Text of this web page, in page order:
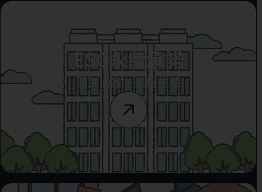
ESG永續承諾
開創心家，美好生活